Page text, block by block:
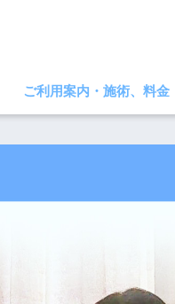
ご利用案内・施術、料金